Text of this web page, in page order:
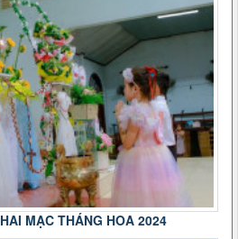
MẠC THÁNG HOA 2024